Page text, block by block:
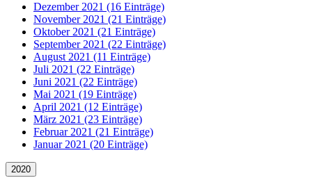
Dezember 2021 (16 Einträge)
November 2021 (21 Einträge)
Oktober 2021 (21 Einträge)
September 2021 (22 Einträge)
August 2021 (11 Einträge)
Juli 2021 (22 Einträge)
Juni 2021 (22 Einträge)
Mai 2021 (19 Einträge)
April 2021 (12 Einträge)
März 2021 (23 Einträge)
Februar 2021 (21 Einträge)
Januar 2021 (20 Einträge)
2020